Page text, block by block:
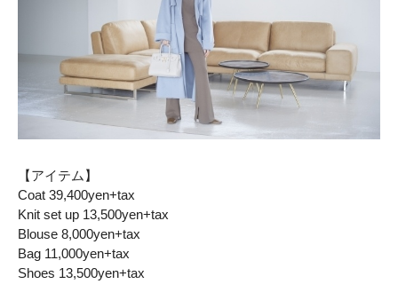
【アイテム】
Coat 39,400yen+tax
Knit set up 13,500yen+tax
Blouse 8,000yen+tax
Bag 11,000yen+tax
Shoes 13,500yen+tax